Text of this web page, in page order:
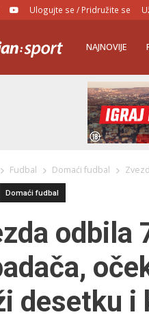
Ulogujte se / Pridružite se
NAJNOVIJE
Fudbal Domaći fudbal
Domaći fudbal
odbila
desetku i